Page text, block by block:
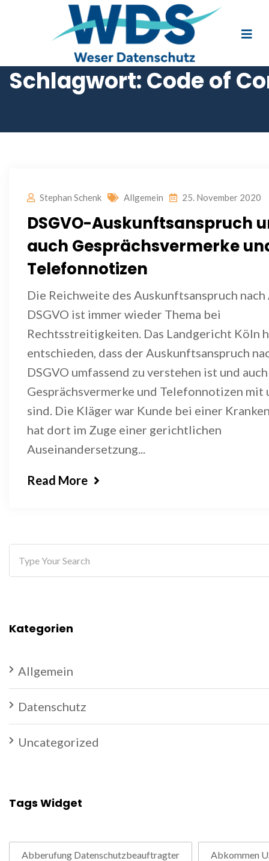
Schlagwort:Code of
Stephan Schenk Allgemein 25. November 2020
DSGVO-Auskunftsanspruch
auch Gesprächsvermerke
Telefonnotizen
Die Reichweite des Auskunftsanspruch
DSGVO ist immer wieder Thema bei
Rechtsstreitigkeiten. Das Landgericht Köln
entschieden, dass der Auskunftsanspruch
DSGVO umfassend zu verstehen ist und
Gesprächsvermerke und Telefonnotizen mit
sind. Die Kläger war Kunde bei einer
hat dort im Zuge einer gerichtlichen
Auseinandersetzung...
Read More
Kategorien
Allgemein
Datenschutz
Uncategorized
Tags Widget
Abberufung Datenschutzbeauftragter Abkommen